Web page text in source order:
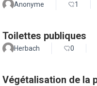
Anonyme 1
Toilettes publiques
Herbach 0
Végétalisation de la